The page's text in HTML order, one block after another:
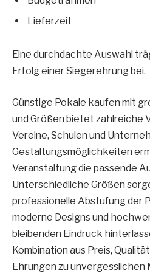
Lieferzeit
Eine durchdachte Auswahl
Erfolg einer Siegerehrung bei.
Günstige Pokale kaufen mit
und Größen bietet zahlreiche
Vereine, Schulen und
Gestaltungsmöglichkeiten
Veranstaltung die passende
Unterschiedliche Größen
professionelle Abstufung der
moderne Designs und
bleibenden Eindruck
Kombination aus Preis,
Ehrungen zu unvergesslichen